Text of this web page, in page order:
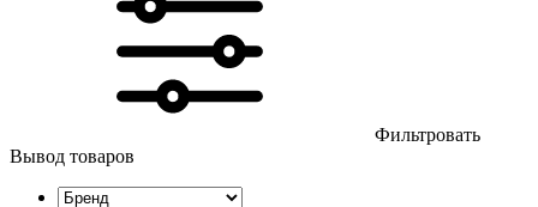
Фильтровать
Вывод товаров